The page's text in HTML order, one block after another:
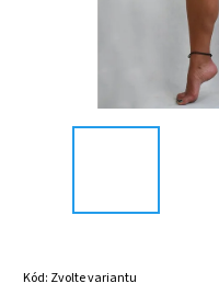
Kód: Zvolte variantu